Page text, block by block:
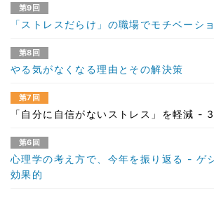
第9回
「ストレスだらけ」の職場でモチベーシ
第8回
やる気がなくなる理由とその解決策
第7回
「自分に自信がないストレス」を軽減 -
第6回
心理学の考え方で、今年を振り返る - ゲ
効果的